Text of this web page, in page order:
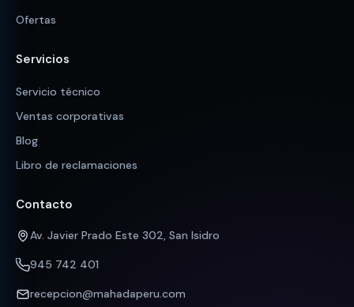
Ofertas
Servicios
Servicio técnico
Ventas corporativas
Blog
Libro de reclamaciones
Contacto
Av. Javier Prado Este 302, San Isidro
945 742 401
recepcion@mahadaperu.com